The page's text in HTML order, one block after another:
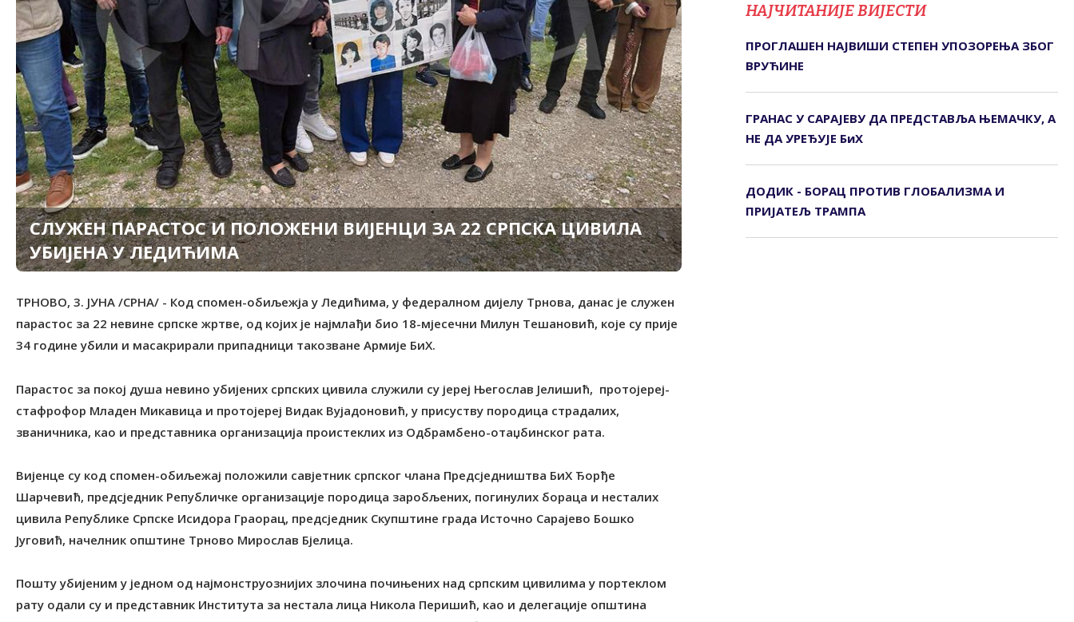
СЛУЖЕН ПАРАСТОС И ПОЛОЖЕНИ ВИЈЕНЦИ ЗА 22 СРПСКА ЦИВИЛА
УБИЈЕНА У ЛЕДИЋИМА
ТРНОВО, 3. ЈУНА /СРНА/ - Код спомен-обиљежја у Ледићима, у федералном дијелу Трнова, данас је служен
парастос за 22 невине српске жртве, од којих је најмлађи био 18-мјесечни Милун Тешановић, које су прије
34 године убили и масакрирали припадници такозване Армије БиХ.
Парастос за покој душа невино убијених српских цивила служили су јереј Његослав Јелишић, протојереј-
стафрофор Младен Микавица и протојереј Видак Вујадоновић, у присуству породица страдалих,
званичника, као и представника организација проистеклих из Одбрамбено-отаџбинског рата.
Вијенце су код спомен-обиљежај положили савјетник српског члана Предсједништва БиХ Ђорђе
Шарчевић, предсједник Републичке организације породица заробљених, погинулих бораца и несталих
цивила Републике Српске Исидора Граорац, предсједник Скупштине града Источно Сарајево Бошко
Југовић, начелник општине Трново Мирослав Бјелица.
Пошту убијеним у једном од најмонструознијих злочина почињених над српским цивилима у портеклом
рату одали су и представник Института за нестала лица Никола Перишић, као и делегације општина
НАЈЧИТАНИЈЕ ВИЈЕСТИ
ПРОГЛАШЕН НАЈВИШИ СТЕПЕН УПОЗОРЕЊА ЗБОГ
ВРУЋИНЕ
ГРАНАС У САРАЈЕВУ ДА ПРЕДСТАВЉА ЊЕМАЧКУ, А
НЕ ДА УРЕЂУЈЕ БиХ
ДОДИК - БОРАЦ ПРОТИВ ГЛОБАЛИЗМА И
ПРИЈАТЕЉ ТРАМПА